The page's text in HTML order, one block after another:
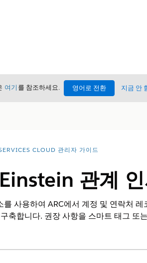
여기 를 참조하세요. 영어로 전환 지금 안
CLOUD 관리자 가이드
관계
사용하여 ARC에서 계정 및 연락처
축합니다. 권장 사항을 스마트 태그 또